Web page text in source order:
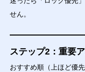
せん。
ステップ2：重要
おすすめ順（上ほど優先